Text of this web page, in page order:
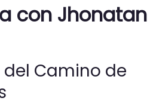
con Jhonatan
del Camino de